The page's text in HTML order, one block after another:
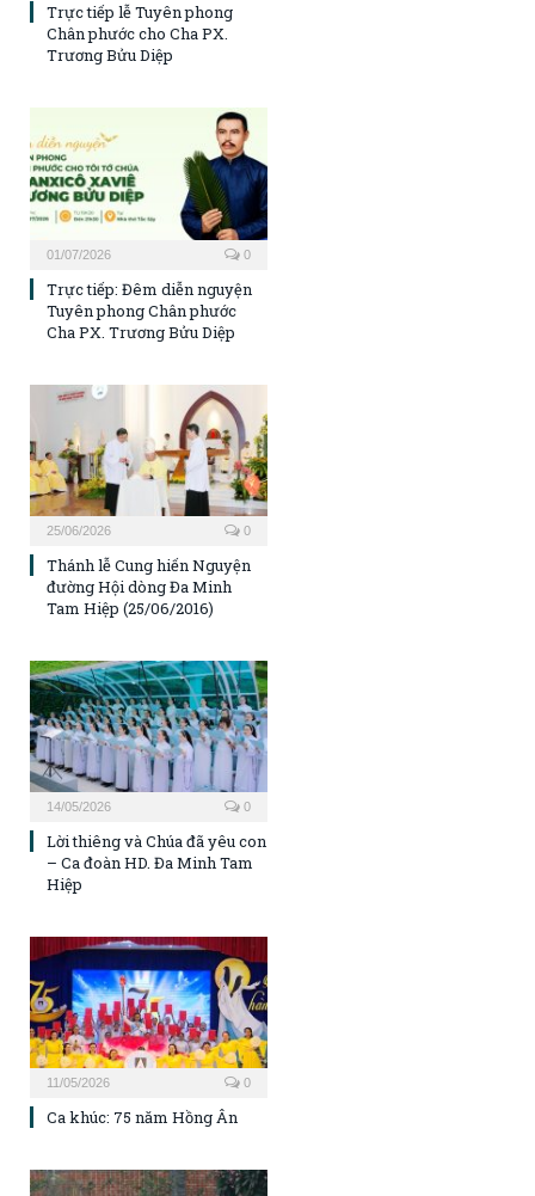
Trực tiếp lễ Tuyên phong
Chân phước cho Cha PX.
Trương Bửu Diệp
01/07/2026 0
Trực tiếp: Đêm diễn nguyện
Tuyên phong Chân phước
Cha PX. Trương Bửu Diệp
25/06/2026 0
Thánh lễ Cung hiến Nguyện
đường Hội dòng Đa Minh
Tam Hiệp (25/06/2016)
14/05/2026 0
Lời thiêng và Chúa đã yêu con
– Ca đoàn HD. Đa Minh Tam
Hiệp
11/05/2026 0
Ca khúc: 75 năm Hồng Ân